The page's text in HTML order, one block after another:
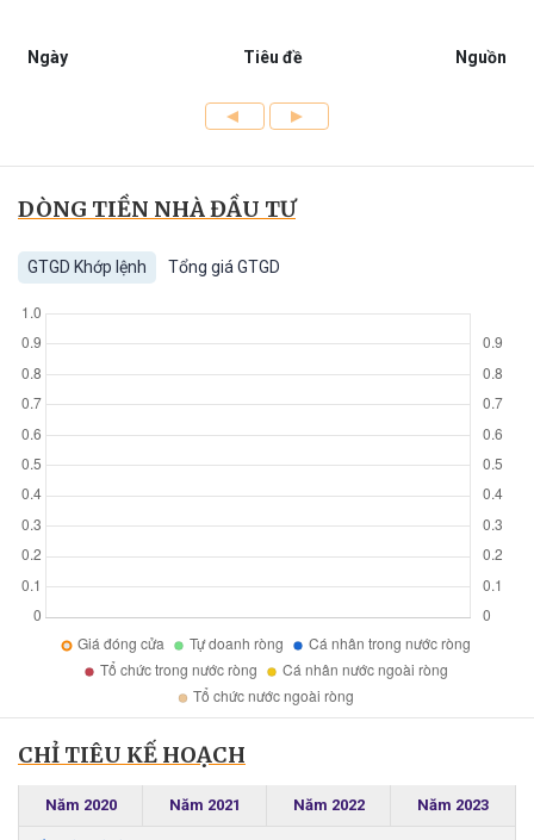
Ngày Tiêu đề Nguồn
DÒNG TIỀN NHÀ ĐẦU TƯ
GTGD Khớp lệnh Tổng giá GTGD
CHỈ TIÊU KẾ HOẠCH
Năm 2020 Năm 2021 Năm 2022 Năm 2023